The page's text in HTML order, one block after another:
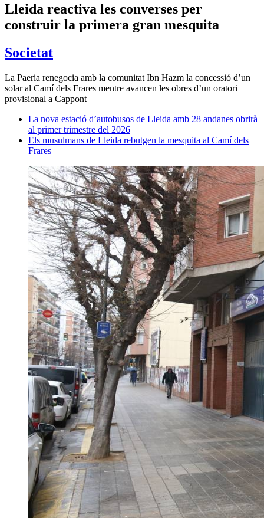
Lleida reactiva les converses per
construir la primera gran mesquita
Societat
La Paeria renegocia amb la comunitat Ibn Hazm la concessió d’un
solar al Camí dels Frares mentre avancen les obres d’un oratori
provisional a Cappont
La nova estació d’autobusos de Lleida amb 28 andanes obrirà
al primer trimestre del 2026
Els musulmans de Lleida rebutgen la mesquita al Camí dels
Frares